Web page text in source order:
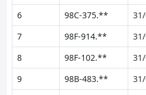
6
98C-375.**
7
98F-914.**
8
98F-102.**
9
98B-483.**